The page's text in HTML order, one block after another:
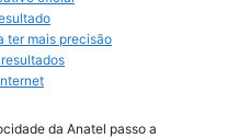
ter mais precisão
da Anatel passo a